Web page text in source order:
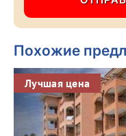
Похожие
Previous
Лучшая цена